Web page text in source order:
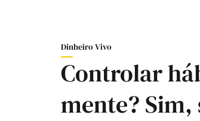
Dinheiro Vivo
Controlar
mente? Sim,